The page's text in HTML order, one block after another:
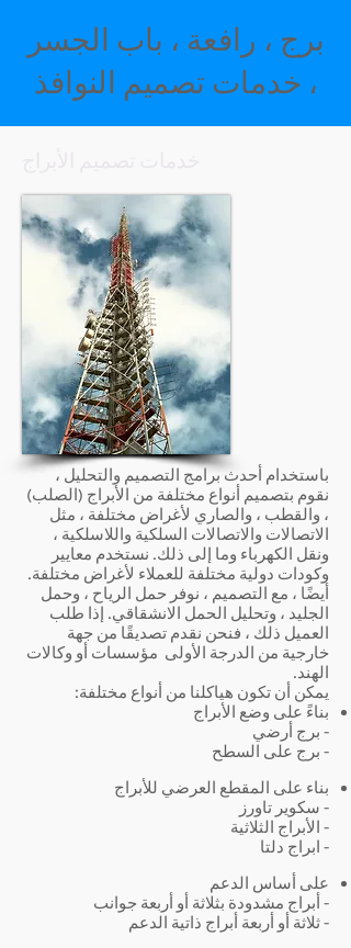
برج ، رافعة ، باب الجسر
، خدمات تصميم النوافذ
باستخدام أحدث برامج التصميم والتحليل ،
نقوم بتصميم أنواع مختلفة من الأبراج (الصلب)
، والقطب ، والصاري لأغراض مختلفة ، مثل
الاتصالات والاتصالات السلكية واللاسلكية ،
ونقل الكهرباء وما إلى ذلك. نستخدم معايير
وكودات دولية مختلفة للعملاء لأغراض مختلفة.
أيضًا ، مع التصميم ، نوفر حمل الرياح ، وحمل
الجليد ، وتحليل الحمل الانشقاقي. إذا طلب
العميل ذلك ، فنحن نقدم تصديقًا من جهة
خارجية من الدرجة الأولى مؤسسات أو وكالات
الهند.
يمكن أن تكون هياكلنا من أنواع مختلفة:
بناءً على وضع الأبراج
- برج أرضي
- برج على السطح
بناء على المقطع العرضي للأبراج
- سكوير تاورز
- الأبراج الثلاثية
- ابراج دلتا
على أساس الدعم
- أبراج مشدودة بثلاثة أو أربعة جوانب
- ثلاثة أو أربعة أبراج ذاتية الدعم